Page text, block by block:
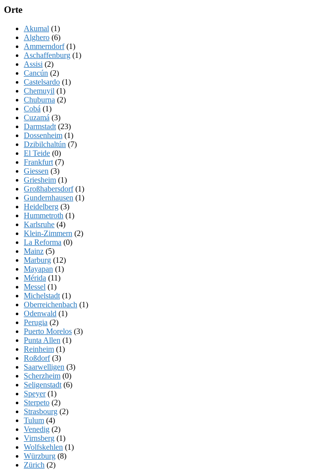
Orte
Akumal (1)
Alghero (6)
Ammerndorf(1)
Aschaffenburg (1)
Assisi (2)
Cancún (2)
Castelsardo (1)
Chemuyil (1)
Chuburna (2)
Cobá (1)
Cuzamá (3)
Darmstadt (23)
Dossenheim (1)
Dzibilchaltún (7)
El Teide (0)
Frankfurt (7)
Giessen (3)
Griesheim (1)
Großhabersdorf(1)
Gundernhausen (1)
Heidelberg (3)
Hummetroth (1)
Karlsruhe (4)
Klein-Zimmern (2)
La Reforma (0)
Mainz (5)
Marburg (12)
Mayapan (1)
Mérida (11)
Messel (1)
Michelstadt (1)
Oberreichenbach (1)
Odenwald (1)
Perugia (2)
Puerto Morelos (3)
Punta Allen (1)
Reinheim (1)
Roßdorf(3)
Saarwelligen (3)
Scherzheim (0)
Seligenstadt (6)
Speyer(1)
Sterpeto (2)
Strasbourg (2)
Tulum (4)
Venedig (2)
Virnsberg (1)
Wolfskehlen (1)
Würzburg (8)
Zürich (2)